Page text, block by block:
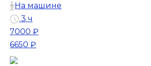
На машине
3 ч
7000 ₽
6650 ₽